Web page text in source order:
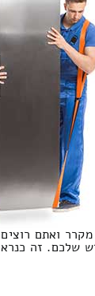
ואתם
שלכם. זה